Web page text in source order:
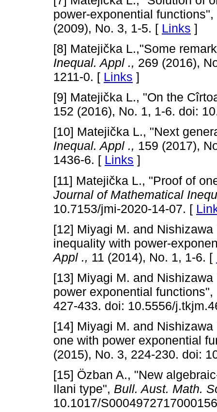
power-exponential functions",
(2009), No. 3, 1-5. [ Links ]
[8] Matejička L.,"Some
Inequal. Appl ., 269 (2016),
1211-0. [ Links ]
[9] Matejička L., "On the
152 (2016), No. 1, 1-6. doi:
[10] Matejička L., "Next
Inequal. Appl ., 159 (2017),
1436-6. [ Links ]
[11] Matejička L., "Proof of
Journal of Mathematical
10.7153/jmi-2020-14-07. [
[12] Miyagi M. and
inequality with power-
Appl ., 11 (2014), No. 1, 1-6. [
[13] Miyagi M. and
power exponential functions",
427-433. doi: 10.5556/
[14] Miyagi M. and
one with power exponential
(2015), No. 3, 224-230. doi:
[15] Özban A., "New
Ilani type", Bull. Aust. Math.
10.1017/